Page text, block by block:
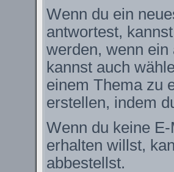
Wenn du ein
antwortest,
werden, wenn
kannst auch
einem Thema zu
erstellen, indem
Wenn du keine
erhalten willst,
abbestellst.